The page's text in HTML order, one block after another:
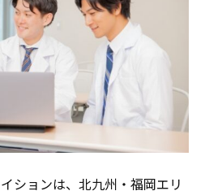
ションは、北九州・福岡エリ